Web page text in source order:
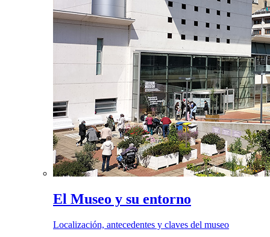
El Museo y su entorno
Localización, antecedentes y claves del museo